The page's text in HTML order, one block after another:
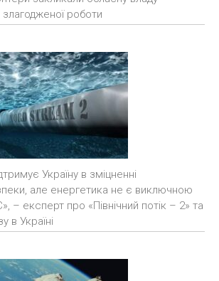
роботи
Україну в зміцненні
але енергетика не є виключною
– експерт про «Північний потік – 2» та
в Україні